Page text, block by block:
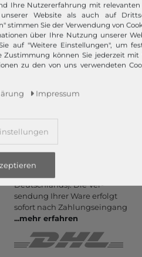
PayPal, Kauf auf Rechnung,
Amazon Pay, Vor­kasse,
Kredit­karte, Apple Pay,
Google Pay
...mehr erfahren
und kostenlos mit DHL (ab 25
€ Bestell­wert - gilt nur bei
Deutsch­lands). Die Ver­
sendung Ihrer Ware er­folgt
sofort nach Zahlungs­eingang
...mehr erfahren
Ihre Nutzererfahrung mit
Website als auch auf
stimmen Sie der Verwendung von
über Ihre Nutzung unserer
auf "Weitere Einstellungen", um
Zustimmung können Sie jederzeit mit
zu den von uns verwendeten
Impressum